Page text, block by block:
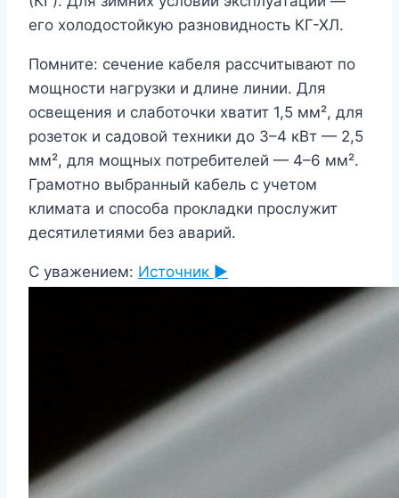
его холодостойкую разновидность КГ-ХЛ.
Помните: сечение кабеля рассчитывают по
мощности нагрузки и длине линии. Для
освещения и слаботочки хватит 1,5 мм², для
розеток и садовой техники до 3–4 кВт — 2,5
мм², для мощных потребителей — 4–6 мм².
Грамотно выбранный кабель с учетом
климата и способа прокладки прослужит
десятилетиями без аварий.
С уважением: Источник ►